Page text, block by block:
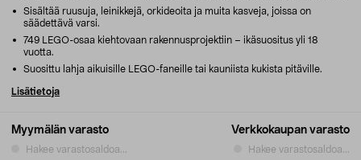
Myymälän varasto
Hakee varastosaldoa...
Verkkokaupan varasto
Hakee varastosaldoa...
Sisältää ruusuja, leinikkejä, orkideoita ja muita kasveja, joissa on
säädettävä varsi.
749 LEGO-osaa kiehtovaan rakennusprojektiin – ikäsuositus yli 18
vuotta.
Suosittu lahja aikuisille LEGO-faneille tai kauniista kukista pitäville.
Lisätietoja